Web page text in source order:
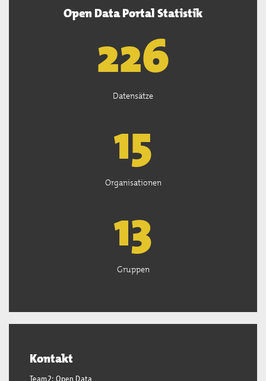
Open Data Portal Statistik
226
Datensätze
15
Organisationen
13
Gruppen
Kontakt
Team2: Open Data